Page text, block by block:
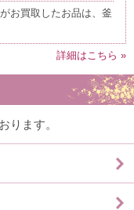
お買取したお品は、釜
詳細はこちら »
ります。